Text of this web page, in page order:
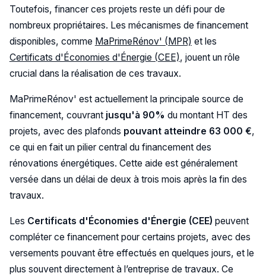
Toutefois, financer ces projets reste un défi pour de
nombreux propriétaires. Les mécanismes de financement
disponibles, comme MaPrimeRénov' (MPR) et les
Certificats d'Économies d'Énergie (CEE), jouent un rôle
crucial dans la réalisation de ces travaux.
MaPrimeRénov' est actuellement la principale source de
financement, couvrant jusqu'à 90% du montant HT des
projets, avec des plafonds pouvant atteindre 63 000 €,
ce qui en fait un pilier central du financement des
rénovations énergétiques. Cette aide est généralement
versée dans un délai de deux à trois mois après la fin des
travaux.
Les Certificats d'Économies d'Énergie (CEE) peuvent
compléter ce financement pour certains projets, avec des
versements pouvant être effectués en quelques jours, et le
plus souvent directement à l’entreprise de travaux. Ce